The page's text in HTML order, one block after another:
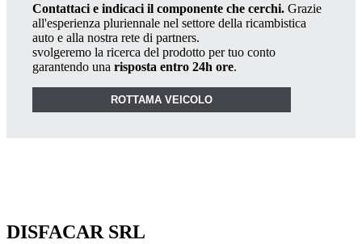
Contattaci e indicaci il componente che cerchi. Grazie
all'esperienza pluriennale nel settore della ricambistica
auto e alla nostra rete di partners.
svolgeremo la ricerca del prodotto per tuo conto
garantendo una risposta entro 24h ore.
ROTTAMA VEICOLO
DISFACAR SRL